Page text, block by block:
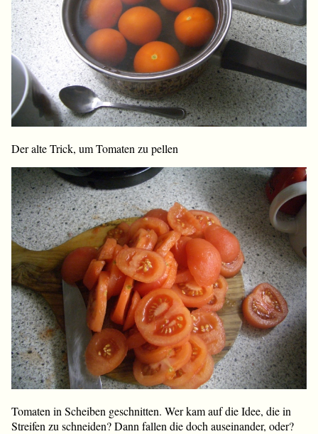
Der alte Trick, um Tomaten zu pellen
Tomaten in Scheiben geschnitten. Wer kam auf die Idee, die in
Streifen zu schneiden? Dann fallen die doch auseinander, oder?